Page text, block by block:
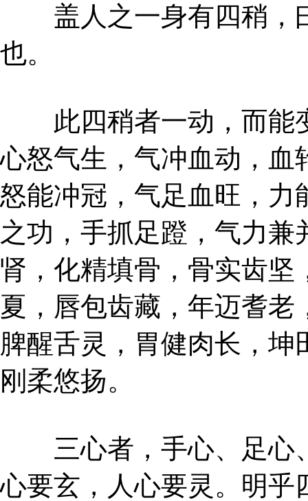
盖人之一身有四稍，
也。
此四稍者一动，而能
心怒气生，气冲血动，血
怒能冲冠，气足血旺，力
之功，手抓足蹬，气力
肾，化精填骨，骨实齿坚
夏，唇包齿藏，年迈耆
脾醒舌灵，胃健肉长，
刚柔悠扬。
三心者，手心、足心
心要玄，人心要灵。明乎